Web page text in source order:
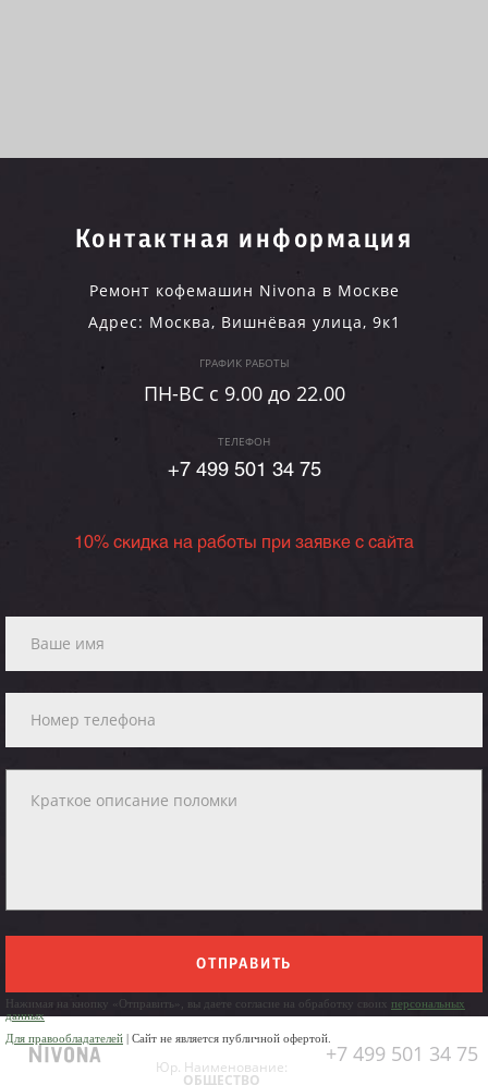
Контактная информация
Ремонт кофемашин Nivona в Москве
Адрес: Москва, Вишнёвая улица, 9к1
ГРАФИК РАБОТЫ
ПН-ВC c 9.00 до 22.00
ТЕЛЕФОН
+7 499 501 34 75
10% скидка на работы при заявке с сайта
ОТПРАВИТЬ
Нажимая на кнопку «Отправить», вы даете согласие на обработку своих персональных
данных
Для правообладателей | Сайт не является публичной офертой.
+7 499 501 34 75
Юр. Наименование:
ОБЩЕСТВО